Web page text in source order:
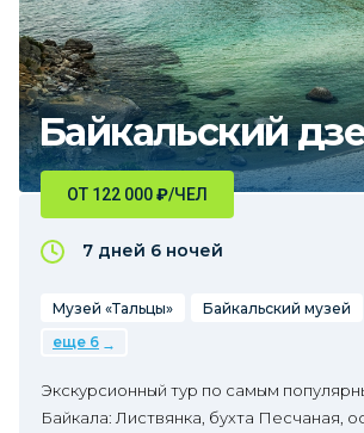
Байкальский
ОТ 122 000₽/ЧЕЛ
7 дней 6 ночей
Музей «Тальцы» Байкальский музей
еще 6
Экскурсионный тур по самым
Байкала: Листвянка, бухта Песчаная,